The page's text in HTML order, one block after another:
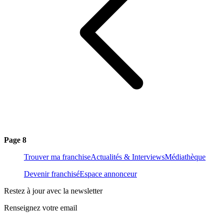
Page 8
Trouver ma franchiseActualités & InterviewsMédiathèque
Devenir franchiséEspace annonceur
Restez à jour avec la newsletter
Renseignez votre email